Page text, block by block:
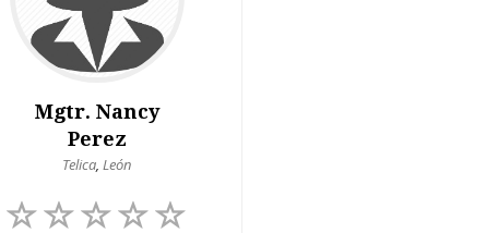
Mgtr. Nancy
Perez
Telica,León